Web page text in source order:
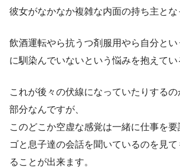
彼女がなかなか複雑な内面の持ち主とな
飲酒運転やら抗うつ剤服用やら自分と
に馴染んでいないという悩みを抱えてい
これが後々の伏線になっていたりする
部分なんですが、
このどこか空虚な感覚は一緒に仕事を
ゴと息子達の会話を聞いているのを見
ることが出来ます。